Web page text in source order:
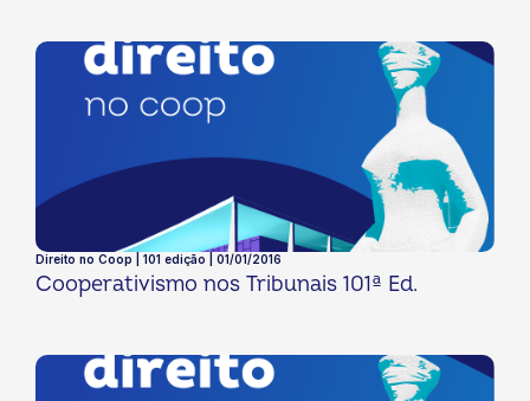
Direito no Coop | 101 edição | 01/01/2016
Cooperativismo nos Tribunais 101ª Ed.